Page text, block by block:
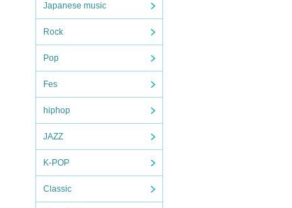
Japanese music
Rock
Pop
Fes
hiphop
JAZZ
K-POP
Classic